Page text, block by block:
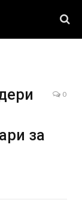
за
0